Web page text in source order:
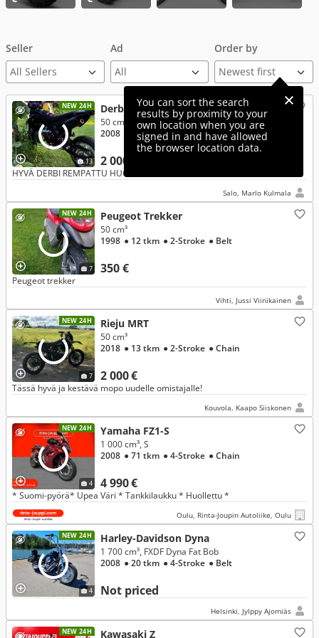
Seller
All Sellers
Ad Order by
You can sort the search
results by proximity to your
own location when you are
signed in and have allowed
the browser location data.
NEW 24H
13
Derbi Senda
2 000 €
50 cm³, SM Xrace
2008
● 2-Stroke ● Chain
HYVÄ DERBI REMPATTU HUOLELLA!!!
Salo, Marlo Kulmala
NEW 24H
7
Peugeot Trekker
350 €
50 cm³
1998 ● 12 tkm ● 2-Stroke ● Belt
Peugeot trekker
Vihti, Jussi Viinikainen
NEW 24H
7
Rieju MRT
2 000 €
50 cm³
2018 ● 13 tkm ● 2-Stroke ● Chain
Tässä hyvä ja kestävä mopo uudelle omistajalle!
Kouvola, Kaapo Siiskonen
NEW 24H
4
Yamaha FZ1-S
4 990 €
1 000 cm³, S
2008 ● 71 tkm ● 4-Stroke ● Chain
* Suomi-pyörä* Upea Väri * Tankkilaukku * Huollettu *
Oulu, Rinta-Joupin Autoliike, Oulu
NEW 24H
4
Harley-Davidson Dyna
Not priced
1 700 cm³, FXDF Dyna Fat Bob
2008 ● 20 tkm ● 4-Stroke ● Belt
Helsinki, Jylppy Ajomiäs
NEW 24H Kawasaki Z